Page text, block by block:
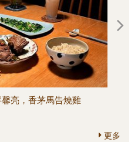
亮，香茅馬告燒雞
更多